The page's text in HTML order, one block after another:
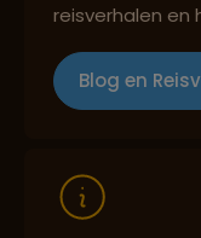
Reizen met
reisverhalen en
Blog en